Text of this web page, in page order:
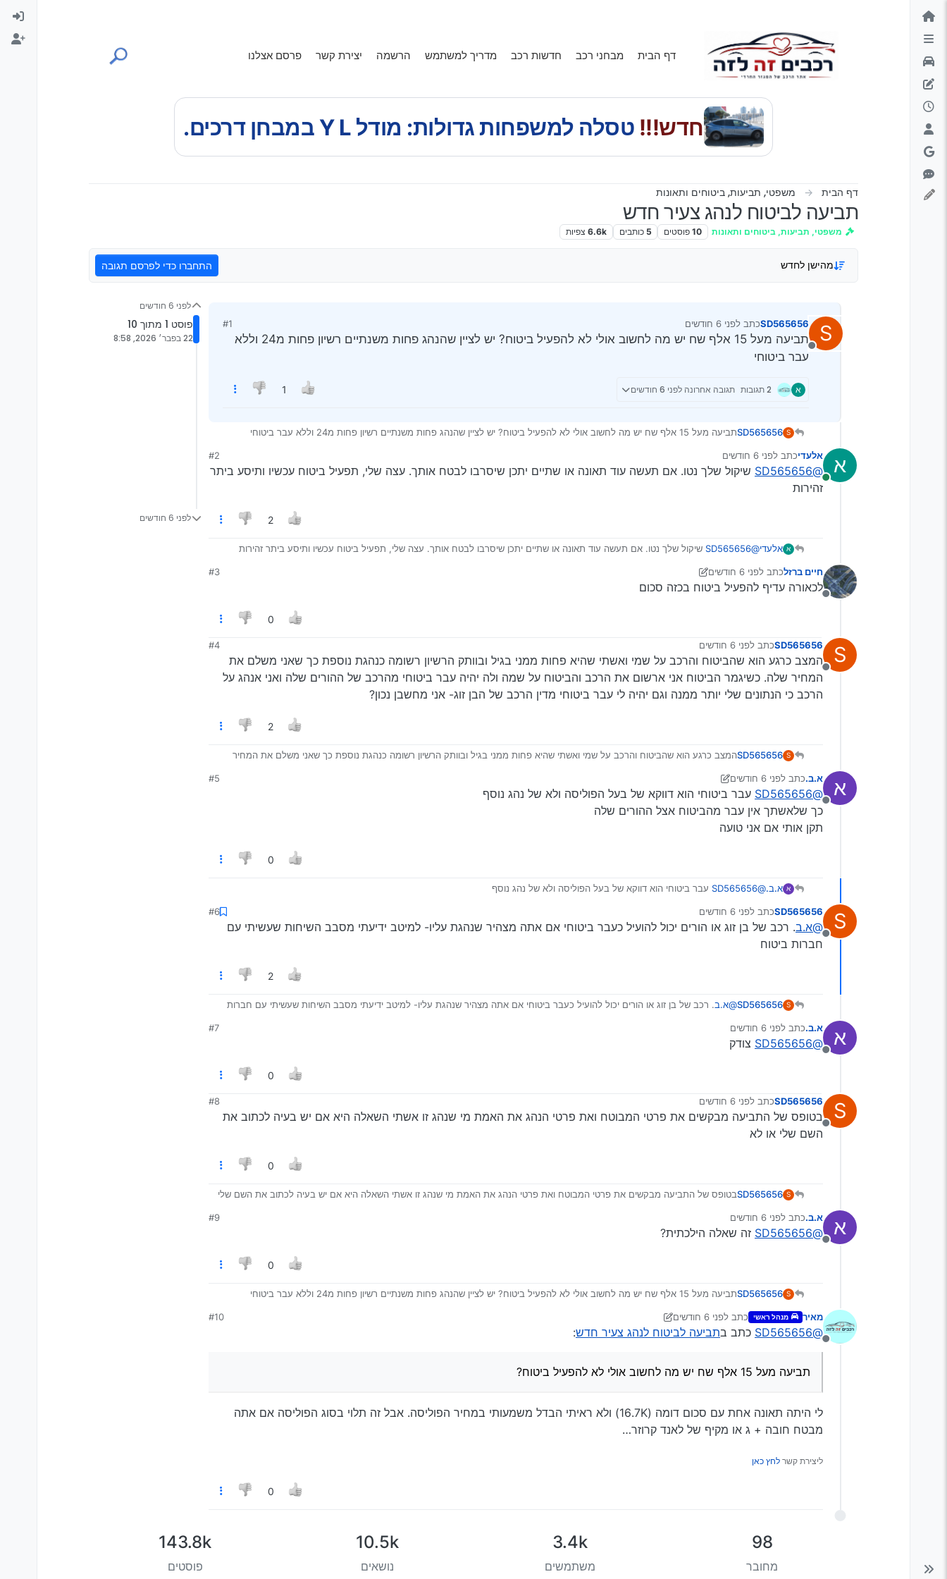
דילוג לתוכן
דף הבית מבחני רכב חדשות רכב מדריך למשתמש הרשמה יצירת קשר פרסם אצלנו
חדש!!! טסלה למשפחות גדולות: מודל Y L במבחן דרכים.
דף הבית משפטי, תביעות, ביטוחים ותאונות
תביעה לביטוח לנהג צעיר חדש
משפטי, תביעות, ביטוחים ותאונות 10 פוסטים 5 כותבים 6.6k צפיות
מהישן לחדש התחברו כדי לפרסם תגובה
S
מנותק
SD565656כתב לפני 6 חודשים
נערך לאחרונה על ידי
#1
תביעה מעל 15 אלף שח יש מה לחשוב אולי לא להפעיל ביטוח? יש לציין שהנהג פחות משנתיים רשיון פחות מ24 וללא
עבר ביטוחי
א 2 תגובות תגובה אחרונה לפני 6 חודשים 1
S
SD565656תביעה מעל 15 אלף שח יש מה לחשוב אולי לא להפעיל ביטוח? יש לציין שהנהג פחות משנתיים רשיון פחות מ24 וללא עבר ביטוחי
א
מחובר
אלעדיכתב לפני 6 חודשים
נערך לאחרונה על ידי
#2
@SD565656
שיקול שלך נטו. אם תעשה עוד תאונה או שתיים יתכן שיסרבו לבטח אותך. עצה שלי, תפעיל ביטוח עכשיו ותיסע ביתר
זהירות
2
א אלעדי@SD565656 שיקול שלך נטו. אם תעשה עוד תאונה או שתיים יתכן שיסרבו לבטח אותך. עצה שלי, תפעיל ביטוח עכשיו ותיסע ביתר זהירות
מנותק
חיים ברזלכתב לפני 6 חודשים
נערך לאחרונה על ידי חיים ברזל
#3
לכאורה עדיף להפעיל ביטוח בכזה סכום
0
S
מנותק
SD565656כתב לפני 6 חודשים
נערך לאחרונה על ידי
#4
המצב כרגע הוא שהביטוח והרכב על שמי ואשתי שהיא פחות ממני בגיל ובוותק הרשיון רשומה כנהגת נוספת כך שאני משלם את
המחיר שלה. כשיגמר הביטוח אני ארשום את הרכב והביטוח על שמה ולה יהיה עבר ביטוחי מהרכב של ההורים שלה ואני אנהג על
הרכב כי הנתונים שלי יותר ממנה וגם יהיה לי עבר ביטוחי מדין הרכב של הבן זוג- אני מחשבן נכון?
2
S
SD565656המצב כרגע הוא שהביטוח והרכב על שמי ואשתי שהיא פחות ממני בגיל ובוותק הרשיון רשומה כנהגת נוספת כך שאני משלם את המחיר
שלי יותר ממנה וגם יהיה לי עבר ביטוחי מדין הרכב של הבן זוג- אני מחשבן נכון?
א
מנותק
א.ב.כתב לפני 6 חודשים
נערך לאחרונה על ידי יוני
#5
@SD565656
עבר ביטוחי הוא דווקא של בעל הפוליסה ולא של נהג נוסף
כך שלאשתך אין עבר מהביטוח אצל ההורים שלה
תקן אותי אם אני טועה
0
א א.ב.@SD565656
עבר ביטוחי הוא דווקא של בעל הפוליסה ולא של נהג נוסף
תקן אותי אם אני טועה
S
מנותק
SD565656כתב לפני 6 חודשים
נערך לאחרונה על ידי
#6
@א.ב. רכב של בן זוג או הורים יכול להועיל כעבר ביטוחי אם אתה מצהיר שנהגת עליו- למיטב ידיעתי מסבב השיחות שעשיתי עם
חברות ביטוח
2
S
SD565656@א.ב. רכב של בן זוג או הורים יכול להועיל כעבר ביטוחי אם אתה מצהיר שנהגת עליו- למיטב ידיעתי מסבב השיחות שעשיתי עם חברות
א
מנותק
א.ב.כתב לפני 6 חודשים
נערך לאחרונה על ידי
#7
@SD565656 צודק
0
S
מנותק
SD565656כתב לפני 6 חודשים
נערך לאחרונה על ידי
#8
בטופס של התביעה מבקשים את פרטי המבוטח ואת פרטי הנהג את האמת מי שנהג זו אשתי השאלה היא אם יש בעיה לכתוב את
השם שלי או לא
0
S
SD565656בטופס של התביעה מבקשים את פרטי המבוטח ואת פרטי הנהג את האמת מי שנהג זו אשתי השאלה היא אם יש בעיה לכתוב את השם שלי
א
מנותק
א.ב.כתב לפני 6 חודשים
נערך לאחרונה על ידי
#9
@SD565656 זה שאלה הילכתית?
0
S
SD565656תביעה מעל 15 אלף שח יש מה לחשוב אולי לא להפעיל ביטוח? יש לציין שהנהג פחות משנתיים רשיון פחות מ24 וללא עבר ביטוחי
מנותק
מאיר מנהל ראשי כתב לפני 6 חודשים
נערך לאחרונה על ידי מאיר
#10
@SD565656 כתב בתביעה לביטוח לנהג צעיר חדש:
תביעה מעל 15 אלף שח יש מה לחשוב אולי לא להפעיל ביטוח?
לי היתה תאונה אחת עם סכום דומה (16.7K) ולא ראיתי הבדל משמעותי במחיר הפוליסה. אבל זה תלוי בסוג הפוליסה אם אתה
מבטח חובה + ג או מקיף של לאנד קרוזר…
ליצירת קשר לחץ כאן
0
לפני 6 חודשים
פוסט 1 מתוך 10
22 בפבר׳ 2026, 8:58
לפני 6 חודשים
98
מחובר
3.4k
משתמשים
10.5k
נושאים
143.8k
פוסטים